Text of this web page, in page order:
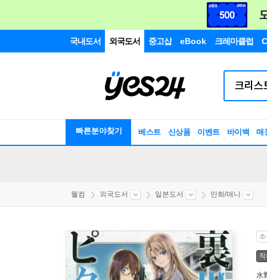
국내도서 외국도서 중고샵 eBook 크레마클럽
빠른분야찾기 베스트 신상품 이벤트 바이백 매
웰컴 외국도서 일본도서 만화/애니
水